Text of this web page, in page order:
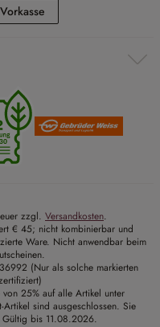
Vorkasse
zzgl. Versandkosten.
€ 45; nicht kombinierbar und
Ware. Nicht anwendbar beim
(Nur als solche markierten
25% auf alle Artikel unter
sind ausgeschlossen. Sie
Gültig bis 11.08.2026.